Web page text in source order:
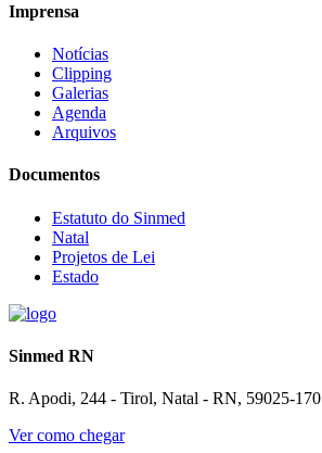
Imprensa
Notícias
Clipping
Galerias
Agenda
Arquivos
Documentos
Estatuto do Sinmed
Natal
Projetos de Lei
Estado
Sinmed RN
R. Apodi, 244 - Tirol, Natal - RN, 59025-170
Ver como chegar